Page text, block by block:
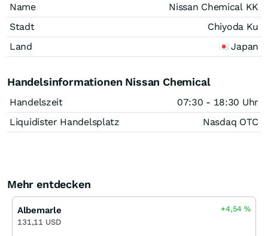
Name
Nissan Chemical KK
Stadt
Chiyoda Ku
Land
Japan
Handelsinformationen Nissan Chemical
Handelszeit
07:30 - 18:30 Uhr
Liquidister Handelsplatz
Nasdaq OTC
Mehr entdecken
Albemarle
131,11 USD
+4,54%